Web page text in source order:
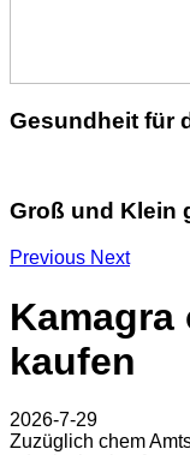
Gesundheit für
Groß und Klein
Previous Next
kaufen
2026-7-29
Zuzüglich chem